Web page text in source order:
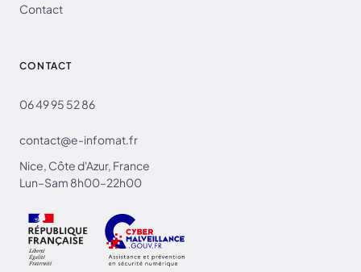
Contact
CONTACT
06 49 95 52 86
contact@e-infomat.fr
Nice, Côte d'Azur, France
Lun–Sam 8h00–22h00